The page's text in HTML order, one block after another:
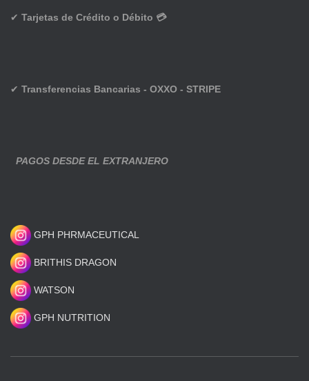
✔ Tarjetas de Crédito o Débito 💳
✔ Transferencias Bancarias - OXXO - STRIPE
PAGOS DESDE EL EXTRANJERO
GPH PHRMACEUTICAL
BRITHIS DRAGON
WATSON
GPH NUTRITION